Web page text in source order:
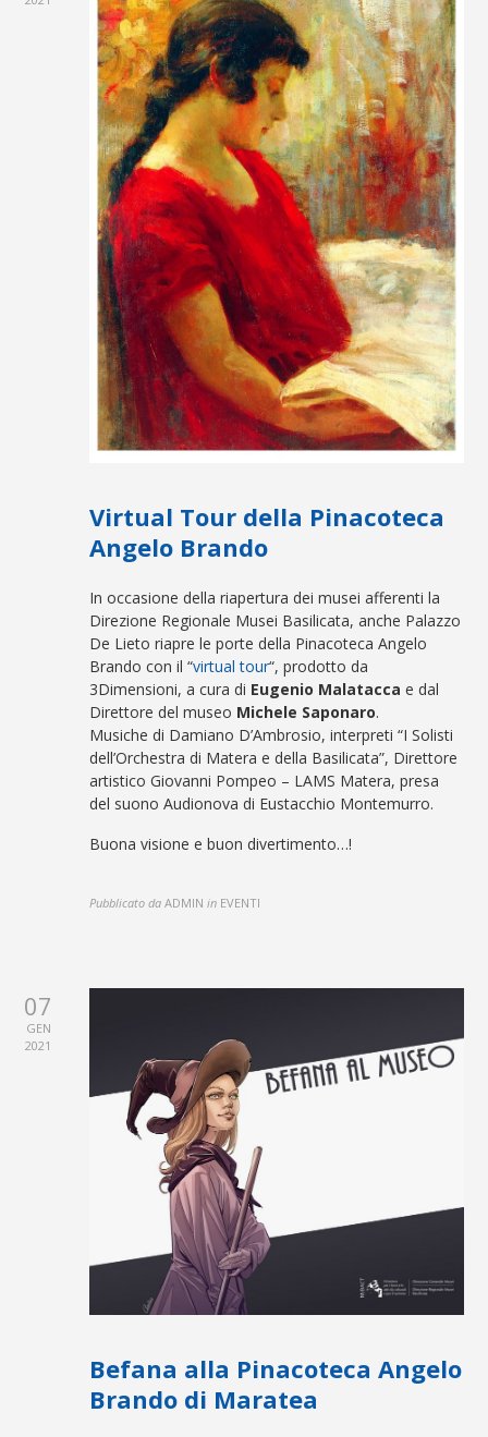
Virtual Tour della Pinacoteca
Angelo Brando
In occasione della riapertura dei musei afferenti la
Direzione Regionale Musei Basilicata, anche Palazzo
De Lieto riapre le porte della Pinacoteca Angelo
Brando con il “virtual tour“, prodotto da
3Dimensioni, a cura di Eugenio Malatacca e dal
Direttore del museo Michele Saponaro.
Musiche di Damiano D’Ambrosio, interpreti “I Solisti
dell’Orchestra di Matera e della Basilicata”, Direttore
artistico Giovanni Pompeo – LAMS Matera, presa
del suono Audionova di Eustacchio Montemurro.
Buona visione e buon divertimento…!
Pubblicato da ADMIN in EVENTI
07
GEN
2021
Befana alla Pinacoteca Angelo
Brando di Maratea